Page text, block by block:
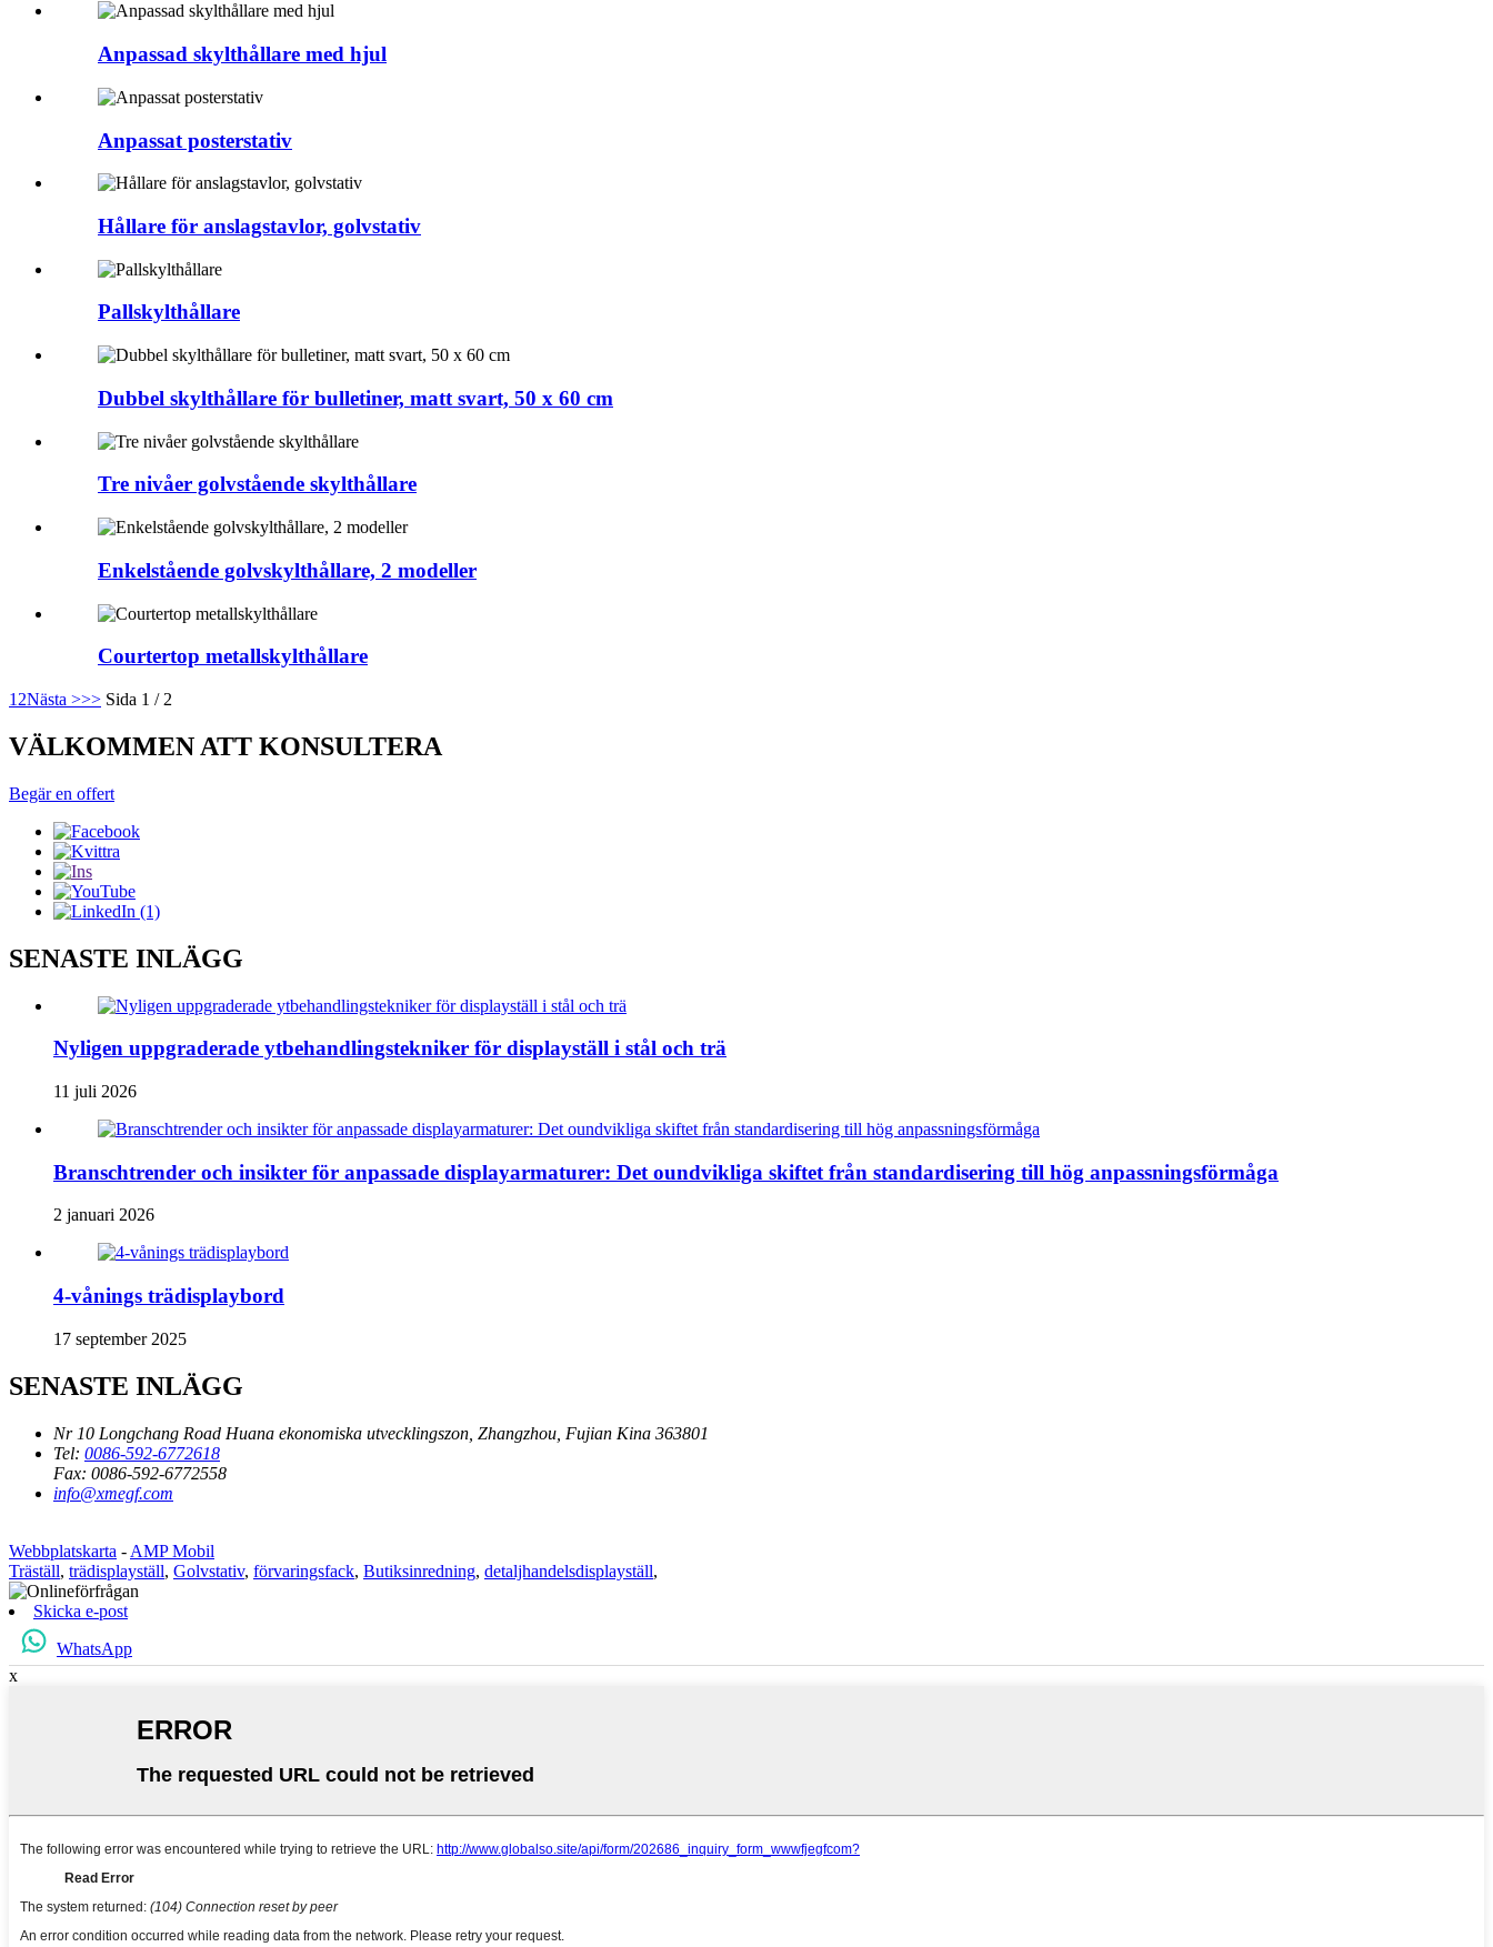
Anpassad skylthållare med hjul
Anpassat posterstativ
Hållare för anslagstavlor, golvstativ
Pallskylthållare
Dubbel skylthållare för bulletiner, matt svart, 50 x 60 cm
Tre nivåer golvstående skylthållare
Enkelstående golvskylthållare, 2 modeller
Courtertop metallskylthållare
1 2Nästa >>> Sida 1 / 2
VÄLKOMMEN ATT KONSULTERA
Begär en offert
SENASTE INLÄGG
Nyligen uppgraderade ytbehandlingstekniker för displayställ i stål och trä
11 juli 2026
Branschtrender och insikter för anpassade displayarmaturer: Det oundvikliga skiftet från standardisering till hög anpassningsförmåga
2 januari 2026
4-vånings trädisplaybord
17 september 2025
SENASTE INLÄGG
Nr 10 Longchang Road Huana ekonomiska utvecklingszon, Zhangzhou, Fujian Kina 363801
Tel: 0086-592-6772618
Fax: 0086-592-6772558
info@xmegf.com
Webbplatskarta - AMP Mobil
Träställ, trädisplayställ, Golvstativ, förvaringsfack, Butiksinredning, detaljhandelsdisplayställ,
Skicka e-post
WhatsApp
x